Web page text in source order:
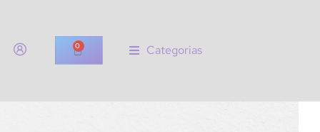
0 Categorias